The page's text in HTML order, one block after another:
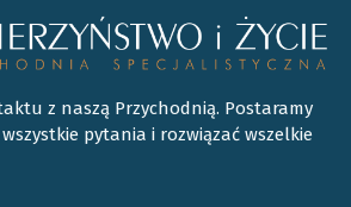
z naszą Przychodnią. Postaramy
pytania i rozwiązać wszelkie